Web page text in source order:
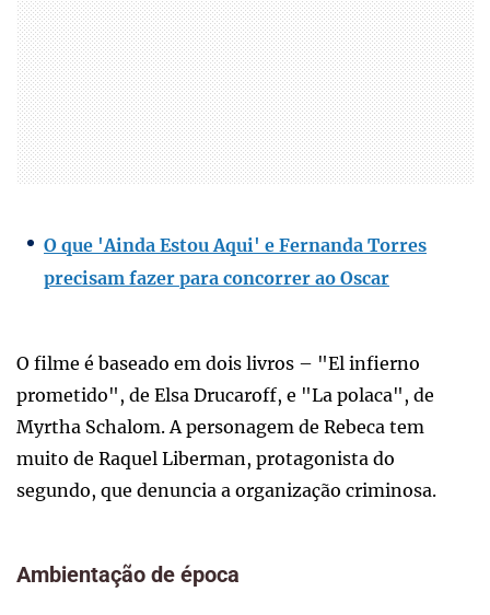
O que 'Ainda Estou Aqui' e Fernanda Torres
precisam fazer para concorrer ao Oscar
O filme é baseado em dois livros – "El infierno
prometido", de Elsa Drucaroff, e "La polaca", de
Myrtha Schalom. A personagem de Rebeca tem
muito de Raquel Liberman, protagonista do
segundo, que denuncia a organização criminosa.
Ambientação de época